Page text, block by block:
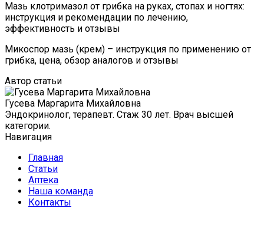
Мазь клотримазол от грибка на руках, стопах и ногтях:
инструкция и рекомендации по лечению,
эффективность и отзывы
Микоспор мазь (крем) – инструкция по применению от
грибка, цена, обзор аналогов и отзывы
Автор статьи
Гусева Маргарита Михайловна
Эндокринолог, терапевт. Стаж 30 лет. Врач высшей
категории.
Навигация
Главная
Статьи
Аптека
Наша команда
Контакты